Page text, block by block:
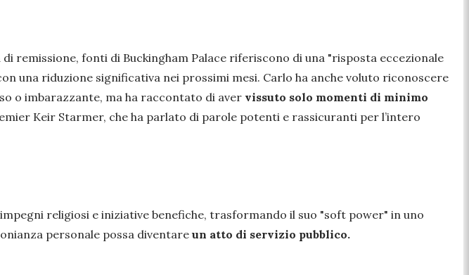
remissione, fonti di Buckingham Palace riferiscono di una "risposta eccezionale
una riduzione significativa nei prossimi mesi. Carlo ha anche voluto riconoscere
o imbarazzante, ma ha raccontato di aver vissuto solo momenti di minimo
Keir Starmer, che ha parlato di parole potenti e rassicuranti per l’intero
religiosi e iniziative benefiche, trasformando il suo "soft power" in uno
personale possa diventare un atto di servizio pubblico.